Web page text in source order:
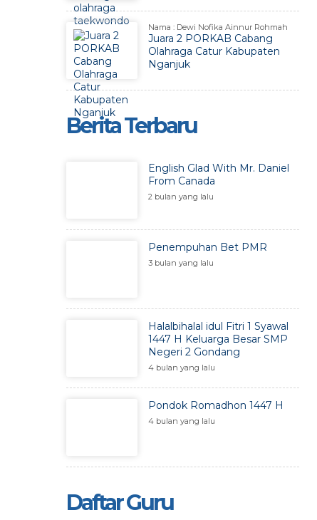
Nama : Dewi Nofika Ainnur Rohmah
Juara 2 PORKAB Cabang
Olahraga Catur Kabupaten
Nganjuk
Berita Terbaru
English Glad With Mr. Daniel
From Canada
2 bulan yang lalu
Penempuhan Bet PMR
3 bulan yang lalu
Halalbihalal idul Fitri 1 Syawal
1447 H Keluarga Besar SMP
Negeri 2 Gondang
4 bulan yang lalu
Pondok Romadhon 1447 H
4 bulan yang lalu
Daftar Guru